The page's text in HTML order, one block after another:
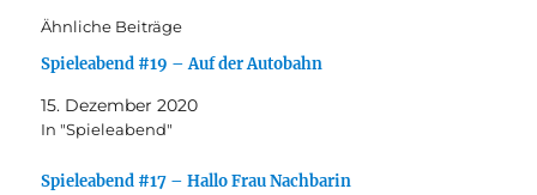
Ähnliche Beiträge
Spieleabend #19 – Auf der Autobahn
15. Dezember 2020
In "Spieleabend"
Spieleabend #17 – Hallo Frau Nachbarin